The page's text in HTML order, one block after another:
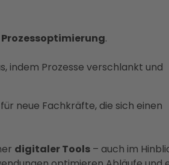
.
indem Prozesse verschlankt und
neue Fachkräfte, die sich einen
digitaler Tools – auch im